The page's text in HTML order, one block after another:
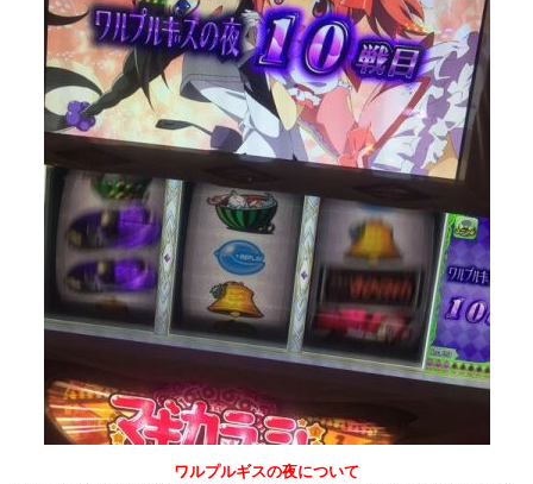
ワルプルギスの夜について